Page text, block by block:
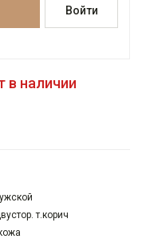
Войти
в наличии
т.корич